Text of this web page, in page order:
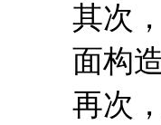
其次
面构
再次